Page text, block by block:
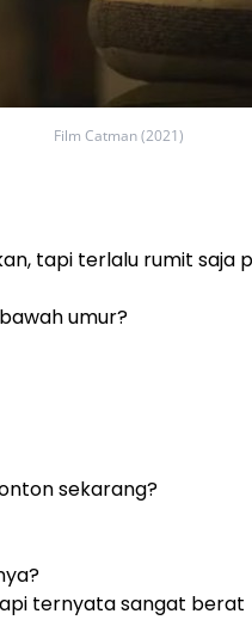
Film Catman (2021)
tapi terlalu rumit saja
umur?
sekarang?
ternyata sangat berat